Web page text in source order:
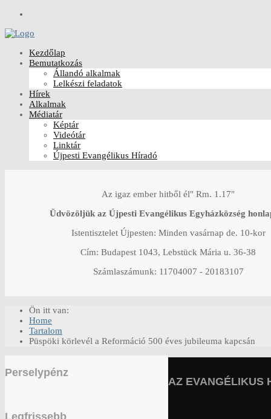
Kezdőlap
Bemutatkozás
Állandó alkalmak
Lelkészi feladatok
Hírek
Alkalmak
Médiatár
Képtár
Videótár
Linktár
Újpesti Evangélikus Híradó
Az igaz ember hitből él" Rm. 1.17"
Üdvözöljük az Újpesti Evangélikus Egyházközség
Istentisztelet Újpesten: Minden vasárnap de. 10-kor
Cím: Budapest 1043, Lebstück Mária u. 36-38
Számlaszámunk: 11704007 - 20183107
Ön itt van:
Home
Tartalom
Püspöki körlevél a Reformáció 500 éves jubileuma kapcsán
Perselypénz
Legfrissebb
AZ EVANGÉLIKUS